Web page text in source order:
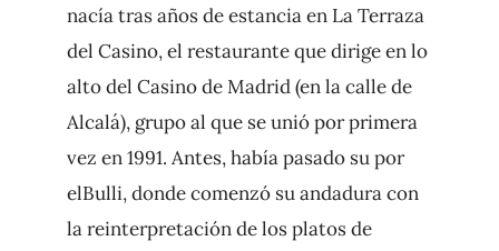
nacía tras años de estancia en La Terraza
del Casino, el restaurante que dirige en lo
alto del Casino de Madrid (en la calle de
Alcalá), grupo al que se unió por primera
vez en 1991. Antes, había pasado su por
elBulli, donde comenzó su andadura con
la reinterpretación de los platos de